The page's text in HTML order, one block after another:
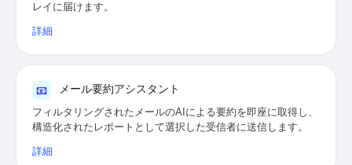
レイに届けます。
詳細
📧 メール要約アシスタント
フィルタリングされたメールのAIによる要約を即座に取得し、
構造化されたレポートとして選択した受信者に送信します。
詳細